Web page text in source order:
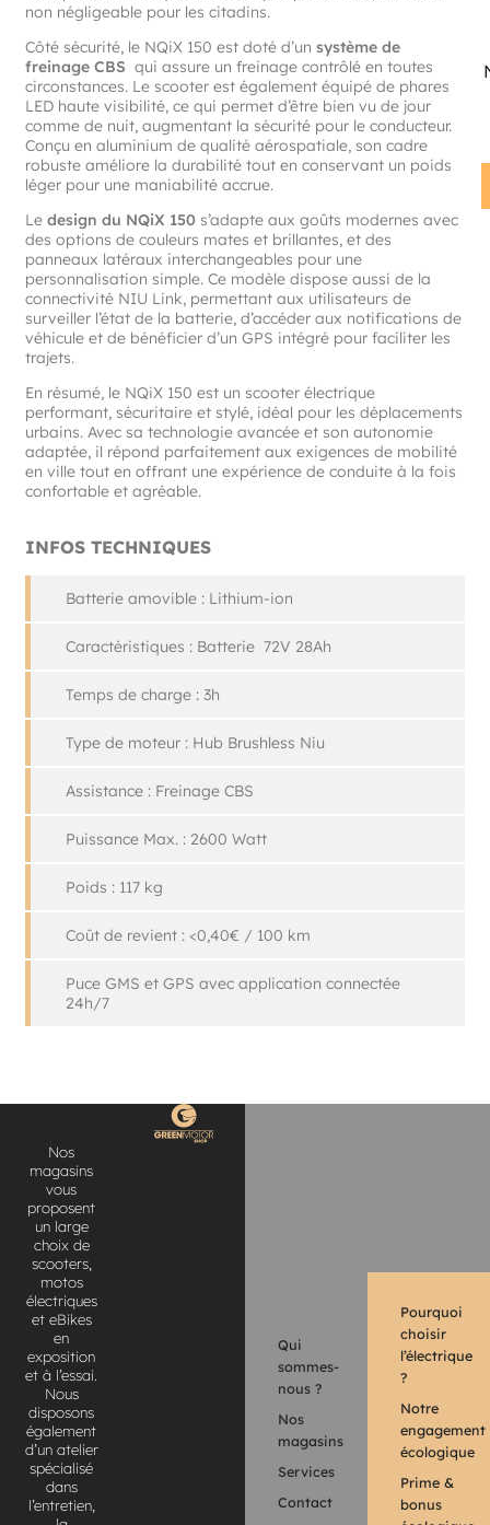
non négligeable pour les citadins.
Côté sécurité, le NQiX 150 est doté d’unsystème de
freinage CBS qui assure un freinage contrôlé en toutes
circonstances. Le scooter est également équipé de phares
LED haute visibilité, ce qui permet d’être bien vu de jour
comme de nuit, augmentant la sécurité pour le conducteur.
Conçu en aluminium de qualité aérospatiale, son cadre
robuste améliore la durabilité tout en conservant un poids
léger pour une maniabilité accrue.
Ledesign du NQiX 150 s’adapte aux goûts modernes avec
des options de couleurs mates et brillantes, et des
panneaux latéraux interchangeables pour une
personnalisation simple. Ce modèle dispose aussi de la
connectivité NIU Link, permettant aux utilisateurs de
surveiller l’état de la batterie, d’accéder aux notifications de
véhicule et de bénéficier d’un GPS intégré pour faciliter les
trajets.
En résumé, le NQiX 150 est un scooter électrique
performant, sécuritaire et stylé, idéal pour les déplacements
urbains. Avec sa technologie avancée et son autonomie
adaptée, il répond parfaitement aux exigences de mobilité
en ville tout en offrant une expérience de conduite à la fois
confortable et agréable.
INFOS TECHNIQUES
Batterie amovible : Lithium-ion
Caractéristiques : Batterie 72V 28Ah
Temps de charge : 3h
Type de moteur : Hub Brushless Niu
Assistance : Freinage CBS
Puissance Max. : 2600 Watt
Poids : 117 kg
Coût de revient : <0,40€ / 100 km
Puce GMS et GPS avec application connectée
24h/7
Nos
magasins
vous
proposent
un large
choix de
scooters,
motos
électriques
et eBikes
en
exposition
et à l’essai.
Nous
disposons
également
d’un atelier
spécialisé
dans
l’entretien,
Qui
sommes-
nous ?
Nos
magasins
Services
Contact
Pourquoi
choisir
l’électrique
?
Notre
engagement
écologique
Prime &
bonus